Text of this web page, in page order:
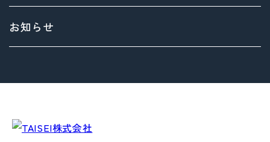
> 拠点情報
Environment（環境）への取り組み
Social（社会）への取り組み
お知らせ